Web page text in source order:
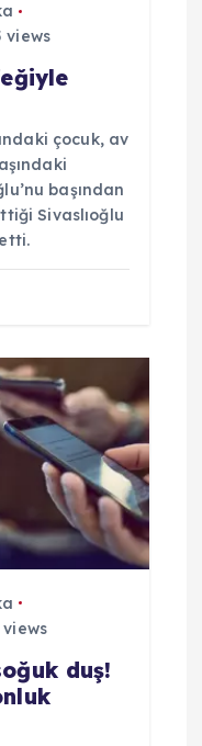
views
çocuk, av
başından
Sivaslıoğlu
views
duş!